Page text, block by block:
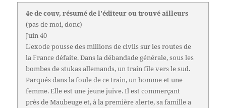
4e de couv, résumé de l'éditeur ou trouvé ailleurs
(pas de moi, donc)
Juin 40
L'exode pousse des millions de civils sur les routes de
la France défaite. Dans la débandade générale, sous les
bombes de stukas allemands, un train file vers le sud.
Parqués dans la foule de ce train, un homme et une
femme. Elle est une jeune juive. Il est commerçant
près de Maubeuge et, à la première alerte, sa famille a